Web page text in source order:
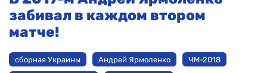
забивал в каждом втором
матче!
сборная Украины Андрей Ярмоленко ЧМ-2018